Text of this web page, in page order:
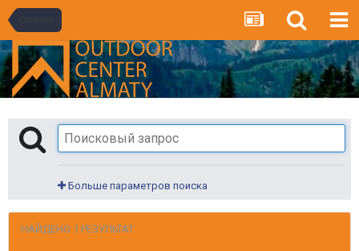
Больше параметров поиска
НАЙДЕНО 1 РЕЗУЛЬТАТ